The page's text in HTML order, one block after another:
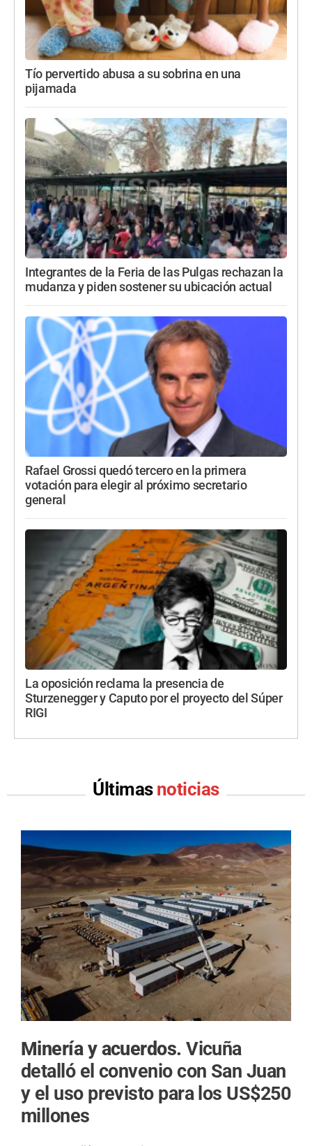
Tío pervertido abusa a su sobrina en una
pijamada
Integrantes de la Feria de las Pulgas rechazan la
mudanza y piden sostener su ubicación actual
Rafael Grossi quedó tercero en la primera
votación para elegir al próximo secretario
general
La oposición reclama la presencia de
Sturzenegger y Caputo por el proyecto del Súper
RIGI
Últimas noticias
Minería y acuerdos.Vicuña
detalló el convenio con San Juan
y el uso previsto para los US$250
millones